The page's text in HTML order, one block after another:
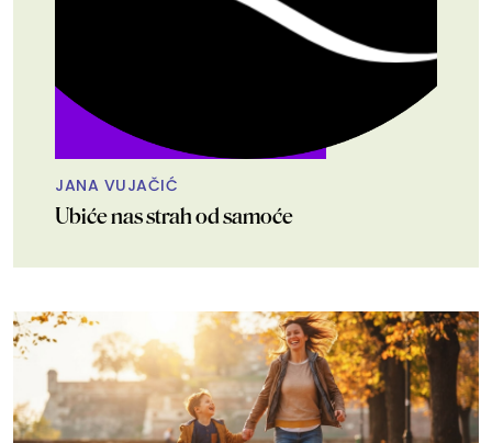
JANA VUJAČIĆ
Ubiće nas strah od samoće